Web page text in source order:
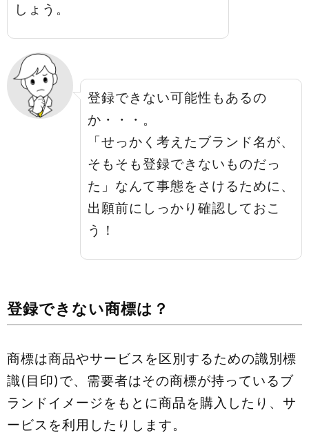
しょう。
登録できない可能性もあるの
か・・・。
「せっかく考えたブランド名が、
そもそも登録できないものだっ
た」なんて事態をさけるために、
出願前にしっかり確認しておこ
う！
登録できない商標は？
商標は商品やサービスを区別するための識別標
識(目印)で、需要者はその商標が持っているブ
ランドイメージをもとに商品を購入したり、サ
ービスを利用したりします。